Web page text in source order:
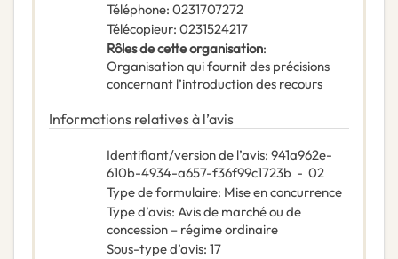
Téléphone: 0231707272
Télécopieur: 0231524217
Rôles de cette organisation:
Organisation qui fournit des précisions
concernant l’introduction des recours
Informations relatives à l’avis
Identifiant/version de l’avis: 941a962e-
610b-4934-a657-f36f99c1723b - 02
Type de formulaire: Mise en concurrence
Type d’avis: Avis de marché ou de
concession – régime ordinaire
Sous-type d’avis: 17